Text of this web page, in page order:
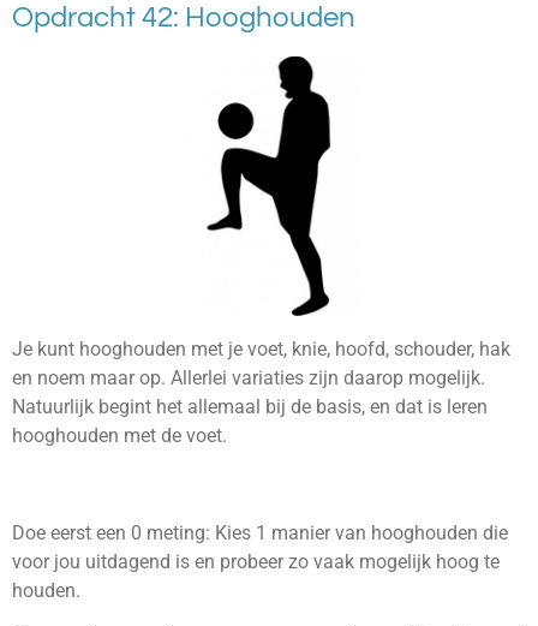
Opdracht 42: Hooghouden
Je kunt hooghouden met je voet, knie, hoofd, schouder, hak
en noem maar op. Allerlei variaties zijn daarop mogelijk.
Natuurlijk begint het allemaal bij de basis, en dat is leren
hooghouden met de voet.
Doe eerst een 0 meting: Kies 1 manier van hooghouden die
voor jou uitdagend is en probeer zo vaak mogelijk hoog te
houden.